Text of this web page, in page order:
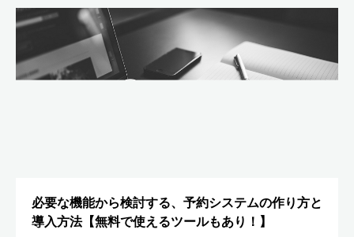
必要な機能から検討する、予約システムの作り方と
導入方法【無料で使えるツールもあり！】